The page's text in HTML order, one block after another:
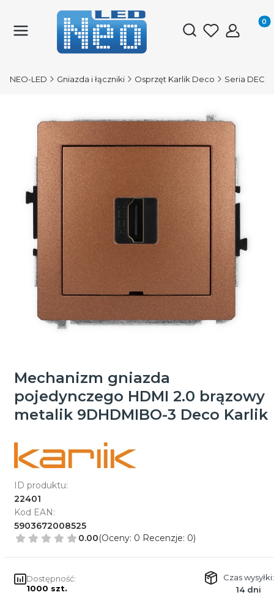
Otwórz
NEO-LED Gniazda i łączniki Osprzęt Karlik Deco Seria
Mechanizm gniazda
pojedynczego HDMI 2.0 brązowy
metalik 9DHDMIBO-3 Deco Karlik
ID produktu:
22401
Kod EAN:
5903672008525
0.00(Oceny: 0 Recenzje: 0)
Dostępność:
1000 szt.
Czas wysyłki:
14 dni